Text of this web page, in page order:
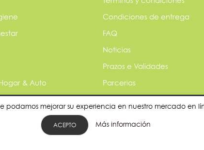
podamos mejorar su experiencia en nuestro mercado en
ACEPTO Más información
& Auto
Condiciones de entrega
FAQ
Noticias
Prazos e Validades
Parcerias